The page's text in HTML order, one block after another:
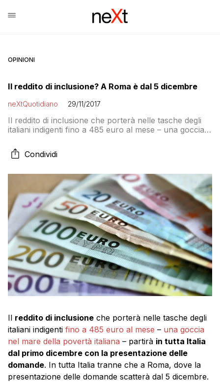
OPINIONI
Il reddito di inclusione? A Roma è dal 5 dicembre
neXtQuotidiano 29/11/2017
Il reddito di inclusione che porterà nelle tasche degli
italiani indigenti fino a 485 euro al mese – una goccia
dal primo dicembre con la presentazione delle
domande. In tutta Italia tranne che a Roma, dove la
“Da […]
Condividi
Il reddito di inclusione che porterà nelle tasche degli
italiani indigenti fino a 485 euro al mese – una goccia
nel mare della povertà italiana – partirà in tutta Italia
dal primo dicembre con la presentazione delle
domande. In tutta Italia tranne che a Roma, dove la
presentazione delle domande scatterà dal 5 dicembre.